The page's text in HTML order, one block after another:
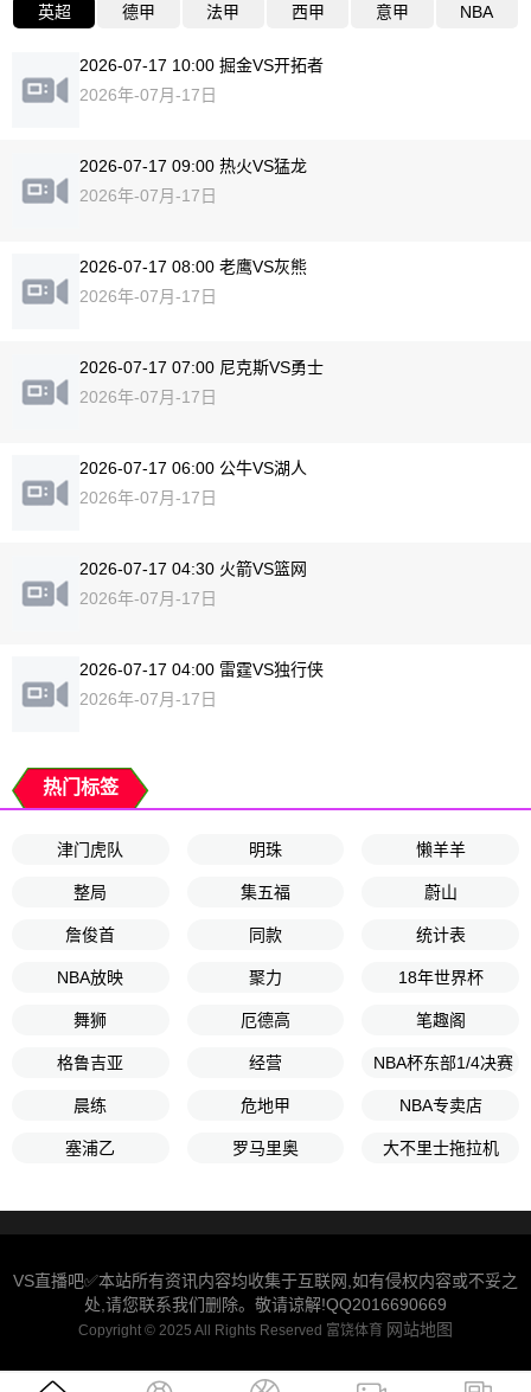
英超 德甲 法甲 西甲 意甲 NBA
2026-07-17 10:00 掘金VS开拓者
2026年-07月-17日
2026-07-17 09:00 热火VS猛龙
2026年-07月-17日
2026-07-17 08:00 老鹰VS灰熊
2026年-07月-17日
2026-07-17 07:00 尼克斯VS勇士
2026年-07月-17日
2026-07-17 06:00 公牛VS湖人
2026年-07月-17日
2026-07-17 04:30 火箭VS篮网
2026年-07月-17日
2026-07-17 04:00 雷霆VS独行侠
2026年-07月-17日
热门标签
津门虎队 明珠 懒羊羊
整局 集五福 蔚山
詹俊首 同款 统计表
NBA放映 聚力 18年世界杯
舞狮 厄德高 笔趣阁
格鲁吉亚 经营 NBA杯东部1/4决赛
晨练 危地甲 NBA专卖店
塞浦乙 罗马里奥 大不里士拖拉机
VS直播吧✅本站所有资讯内容均收集于互联网,如有侵权内容或不妥之
处,请您联系我们删除。敬请谅解!QQ2016690669
Copyright © 2025 All Rights Reserved 富饶体育 网站地图